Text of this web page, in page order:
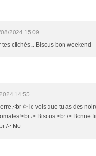
08/2024 15:09
tes clichés... Bisous bon weekend
14:55
/> je vois que tu as des
/> Bisous.<br /> Bonne
/> Mo